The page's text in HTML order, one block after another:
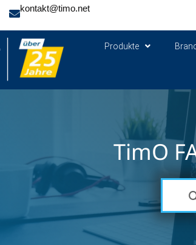
kontakt@timo.net
Produkte
TimO